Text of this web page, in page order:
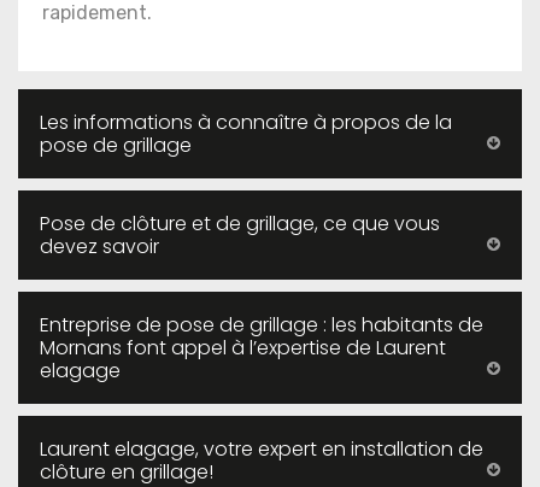
rapidement.
Les informations à connaître à propos de la
pose de grillage
Pose de clôture et de grillage, ce que vous
devez savoir
Entreprise de pose de grillage : les habitants de
Mornans font appel à l’expertise de Laurent
elagage
Laurent elagage, votre expert en installation de
clôture en grillage!